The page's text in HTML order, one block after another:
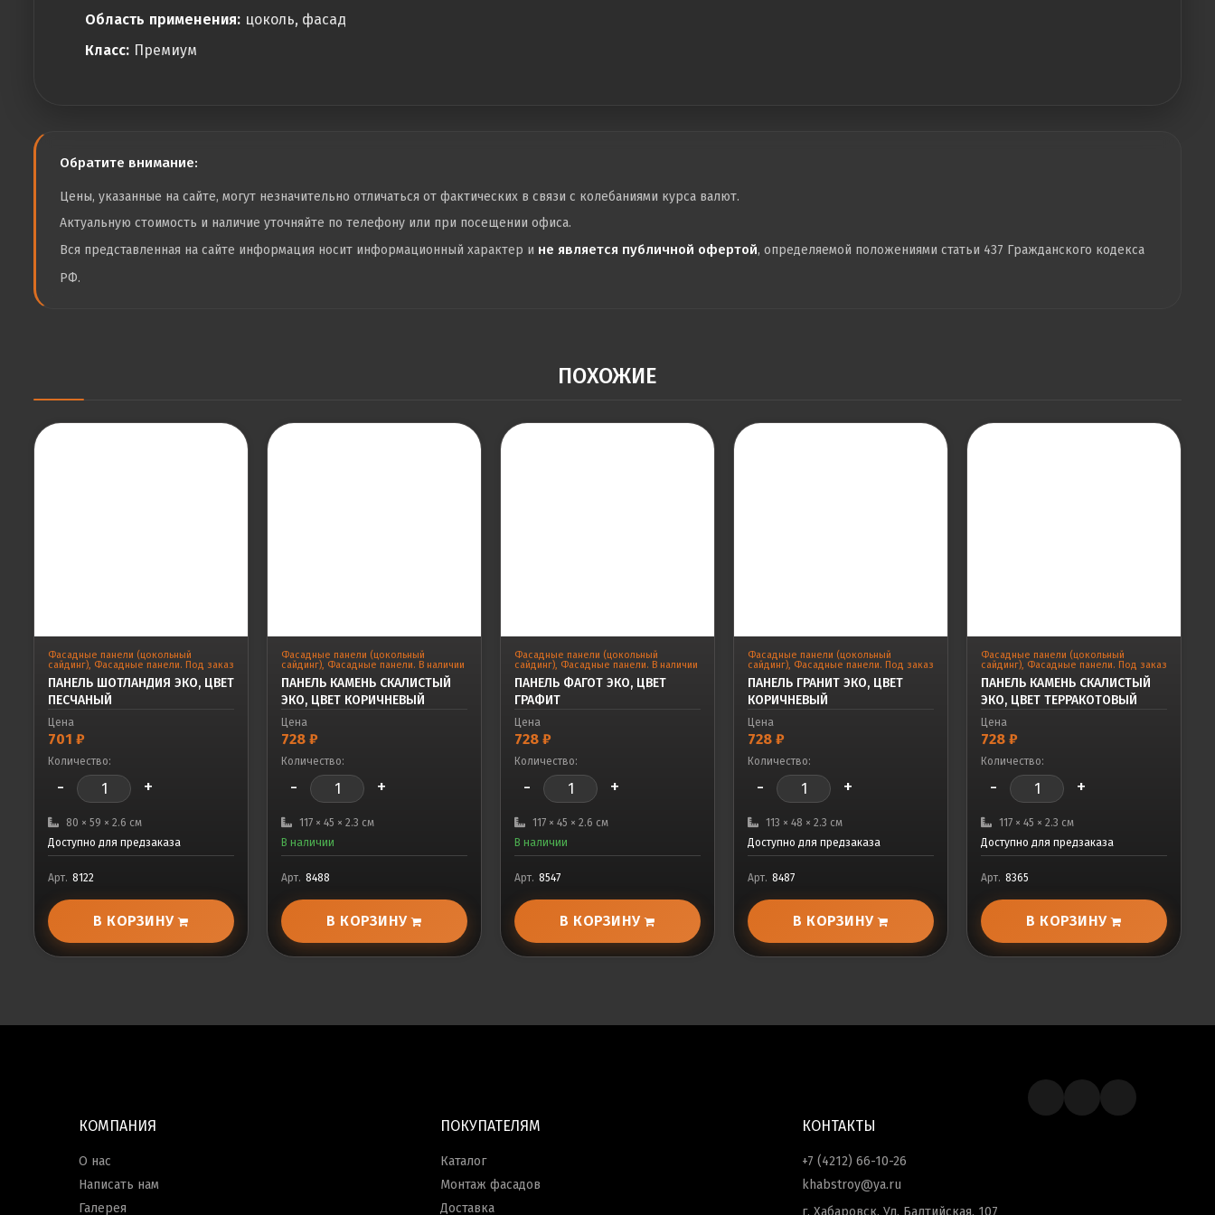
Область применения: цоколь, фасад
Класс: Премиум
Обратите внимание:
Цены, указанные на сайте, могут незначительно отличаться от фактических в связи с колебаниями курса валют.
Актуальную стоимость и наличие уточняйте по телефону или при посещении офиса.
Вся представленная на сайте информация носит информационный характер и не является публичной офертой, определяемой положениями статьи 437 Гражданского кодекса
РФ.
ПОХОЖИЕ
Фасадные панели (цокольный
сайдинг), Фасадные панели. Под заказ
ПАНЕЛЬ ШОТЛАНДИЯ ЭКО, ЦВЕТ
ПЕСЧАНЫЙ
Цена
701 ₽
Количество:
- +
80 × 59 × 2.6 см
Доступно для предзаказа
Арт. 8122
В КОРЗИНУ
Фасадные панели (цокольный
сайдинг), Фасадные панели. В наличии
ПАНЕЛЬ КАМЕНЬ СКАЛИСТЫЙ
ЭКО, ЦВЕТ КОРИЧНЕВЫЙ
Цена
728 ₽
Количество:
- +
117 × 45 × 2.3 см
В наличии
Арт. 8488
В КОРЗИНУ
Фасадные панели (цокольный
сайдинг), Фасадные панели. В наличии
ПАНЕЛЬ ФАГОТ ЭКО, ЦВЕТ
ГРАФИТ
Цена
728 ₽
Количество:
- +
117 × 45 × 2.6 см
В наличии
Арт. 8547
В КОРЗИНУ
Фасадные панели (цокольный
сайдинг), Фасадные панели. Под заказ
ПАНЕЛЬ ГРАНИТ ЭКО, ЦВЕТ
КОРИЧНЕВЫЙ
Цена
728 ₽
Количество:
- +
113 × 48 × 2.3 см
Доступно для предзаказа
Арт. 8487
В КОРЗИНУ
Фасадные панели (цокольный
сайдинг), Фасадные панели. Под заказ
ПАНЕЛЬ КАМЕНЬ СКАЛИСТЫЙ
ЭКО, ЦВЕТ ТЕРРАКОТОВЫЙ
Цена
728 ₽
Количество:
- +
117 × 45 × 2.3 см
Доступно для предзаказа
Арт. 8365
В КОРЗИНУ
КОМПАНИЯ
О нас
Написать нам
Галерея
ПОКУПАТЕЛЯМ
Каталог
Монтаж фасадов
Доставка
КОНТАКТЫ
+7 (4212) 66-10-26
khabstroy@ya.ru
г. Хабаровск, Ул. Балтийская, 107